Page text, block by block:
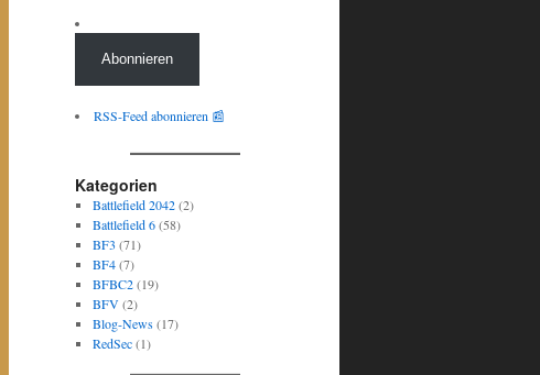
Abonnieren
RSS-Feed abonnieren 📰
Kategorien
Battlefield 2042(2)
Battlefield 6(58)
BF3 (71)
BF4(7)
BFBC2(19)
BFV(2)
Blog-News(17)
RedSec(1)